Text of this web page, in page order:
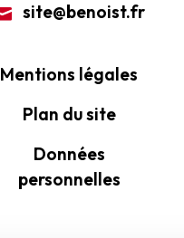
site@benoist.fr
Mentions légales
Plan du site
Données
personnelles